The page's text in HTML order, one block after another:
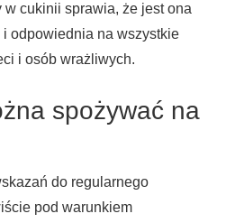
w cukinii sprawia, że jest ona
i odpowiednia na wszystkie
i osób wrażliwych.
spożywać na
do regularnego
pod warunkiem